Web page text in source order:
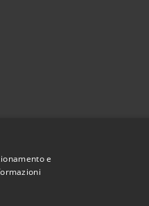
e